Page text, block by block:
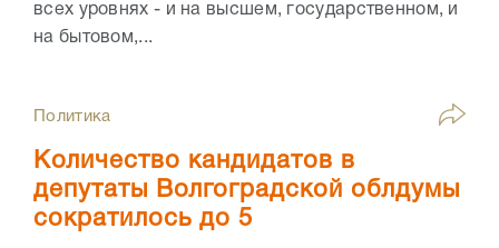
всех уровнях - и на высшем, государственном, и
на бытовом,...
Политика
Количество кандидатов в
депутаты Волгоградской облдумы
сократилось до 5